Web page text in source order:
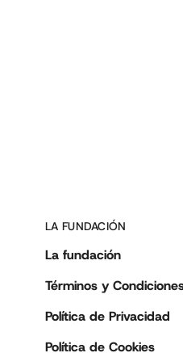
LA FUNDACIÓN
La fundación
Términos y
Política de Privacidad
Política de Cookies